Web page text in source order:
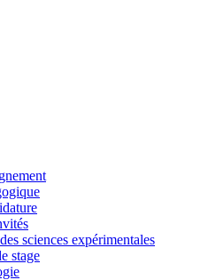
sciences expérimentales
stage